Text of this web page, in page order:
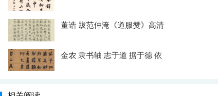
董诰 跋范仲淹《道服赞》高清
金农 隶书轴 志于道 据于德 依